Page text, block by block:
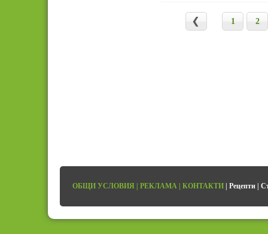
1 2
ОБЩИ УСЛОВИЯ РЕКЛАМА КОНТАКТИ Рецепти